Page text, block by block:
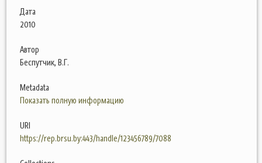
Дата
2010
Автор
Беспутчик, В.Г.
Metadata
Показать полную информацию
URI
https://rep.brsu.by:443/handle/123456789/7088